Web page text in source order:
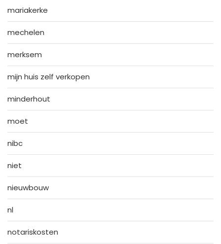
mariakerke
mechelen
merksem
mijn huis zelf verkopen
minderhout
moet
nibc
niet
nieuwbouw
nl
notariskosten